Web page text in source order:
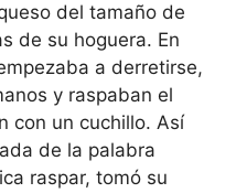
del tamaño de
de su hoguera. En
a derretirse,
y raspaban el
con un cuchillo. Así
de la palabra
raspar, tomó su